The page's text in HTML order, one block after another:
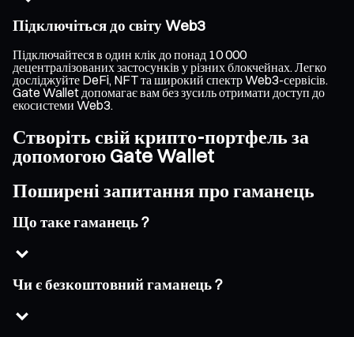
Підключіться до світу Web3
Підключайтеся в один клік до понад 10 000
децентралізованих застосунків у різних блокчейнах. Легко
досліджуйте DeFi, NFT та широкий спектр Web3-сервісів.
Gate Wallet допомагає вам без зусиль отримати доступ до
екосистеми Web3.
Створіть свій крипто-портфель за
допомогою Gate Wallet
Поширені запитання про гаманець
Що таке гаманець ?
Чи є безкоштовний гаманець ?